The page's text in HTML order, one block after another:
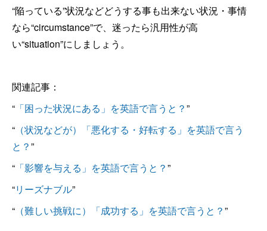
“陥っている”状況などどうする事も出来ない状況・事情
なら“circumstance”で、迷ったら汎用性が高
い“situation”にしましょう。
関連記事：
“ 「困った状況にある」を英語で言うと？”
“ （状況などが）「悪化する・好転する」を英語で言う
と？”
“ 「影響を与える」を英語で言うと？”
“リーズナブル”
“ （難しい挑戦に）「成功する」を英語で言うと？”